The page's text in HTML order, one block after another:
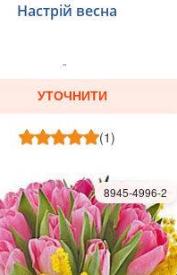
Настрій весна
УТОЧНИТИ
(1)
8945-4996-2